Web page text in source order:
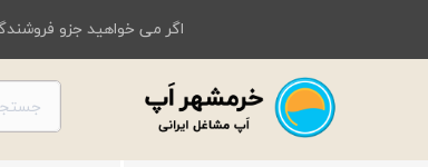
اگر می خواهید جزو